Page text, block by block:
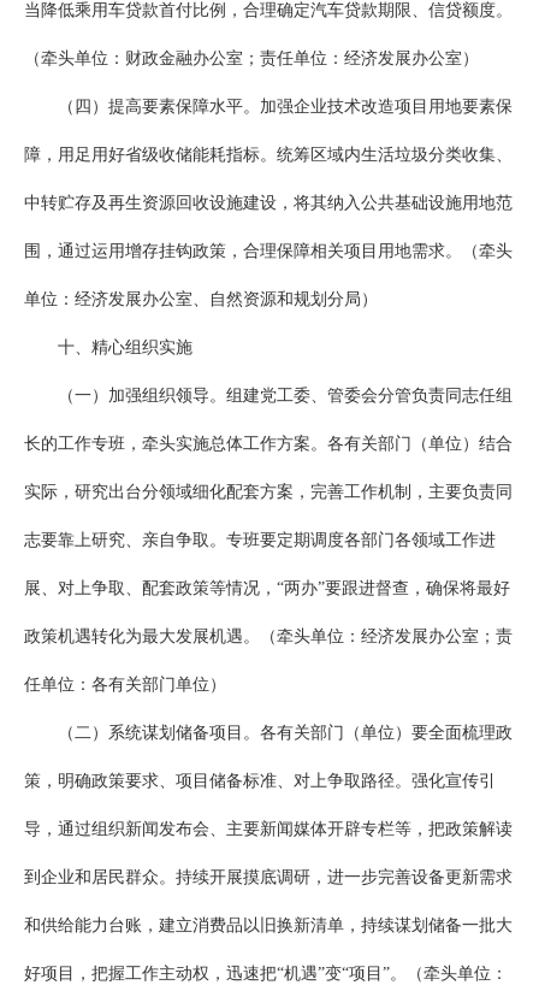
当降低乘用车贷款首付比例，合理确定汽车贷款期限、信贷额度。
（牵头单位：财政金融办公室；责任单位：经济发展办公室）
（四）提高要素保障水平。加强企业技术改造项目用地要素保
障，用足用好省级收储能耗指标。统筹区域内生活垃圾分类收集、
中转贮存及再生资源回收设施建设，将其纳入公共基础设施用地范
围，通过运用增存挂钩政策，合理保障相关项目用地需求。（牵头
单位：经济发展办公室、自然资源和规划分局）
十、精心组织实施
（一）加强组织领导。组建党工委、管委会分管负责同志任组
长的工作专班，牵头实施总体工作方案。各有关部门（单位）结合
实际，研究出台分领域细化配套方案，完善工作机制，主要负责同
志要靠上研究、亲自争取。专班要定期调度各部门各领域工作进
展、对上争取、配套政策等情况，“两办”要跟进督查，确保将最好
政策机遇转化为最大发展机遇。（牵头单位：经济发展办公室；责
任单位：各有关部门单位）
（二）系统谋划储备项目。各有关部门（单位）要全面梳理政
策，明确政策要求、项目储备标准、对上争取路径。强化宣传引
导，通过组织新闻发布会、主要新闻媒体开辟专栏等，把政策解读
到企业和居民群众。持续开展摸底调研，进一步完善设备更新需求
和供给能力台账，建立消费品以旧换新清单，持续谋划储备一批大
好项目，把握工作主动权，迅速把“机遇”变“项目”。（牵头单位：